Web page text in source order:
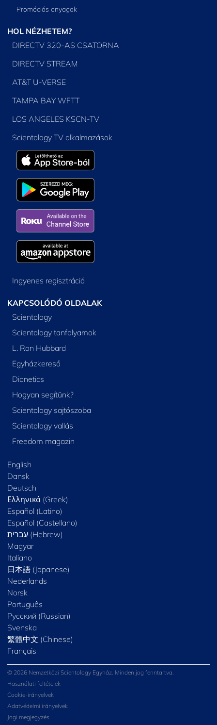
Promóciós anyagok
HOL NÉZHETEM?
DIRECTV 320-AS CSATORNA
DIRECTV STREAM
AT&T U-VERSE
TAMPA BAY WFTT
LOS ANGELES KSCN-TV
Scientology TV alkalmazások
Ingyenes regisztráció
KAPCSOLÓDÓ OLDALAK
Scientology
Scientology tanfolyamok
L. Ron Hubbard
Egyházkereső
Dianetics
Hogyan segítünk?
Scientology sajtószoba
Scientology vallás
Freedom magazin
English
Dansk
Deutsch
Ελληνικά (Greek)
Español (Latino)
Español (Castellano)
Magyar
Italiano
日本語 (Japanese)
Nederlands
Norsk
Português
Русский (Russian)
Svenska
繁體中文 (Chinese)
Français
© 2026 Nemzetközi Scientology Egyház. Minden jog fenntartva.
Használati feltételek
Cookie-irányelvek
Adatvédelmi irányelvek
Jogi megjegyzés